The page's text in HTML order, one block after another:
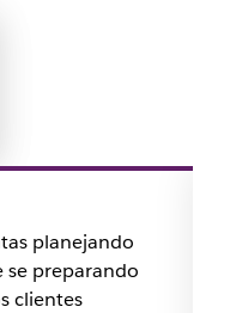
planejando
se preparando
clientes